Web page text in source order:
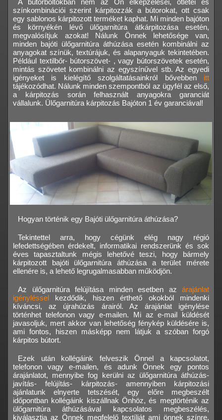
A bútorboltokban nem az Ön elképzelései, ötletei és
színkombinációi szerint kárpitozzák a bútorokat, ott csak
egy sablonos kárpitozott terméket kaphat. Mi minden bajóton
és környékén lévő ülőgarnitúra átkárpitozása esetén,
megvalósítjuk azokat! Nálunk Önnek lehetősége van,
minden bajóti ülőgarnitúra áthúzása esetén kombinálni az
anyagokat színük, textúrájuk, és alapanyaguk tekintetében.
Például textilbőr- bútorszövet- , vagy bútorszövetek esetén,
mintás szövetet kombinálni az egyszínűvel stb. Az egyedi
igényeket is kielégítő szolgáltatásainkról bővebben itt
tájékozódhat. Nálunk minden szempontból az ügyfél az első,
a kárpitozás során felhasznált anyagokra garanciát
vállalunk. Ülőgarnitúra kárpitozás Bajóton 1 év garanciával!
Hogyan történik egy Bajóti ülőgarnitúra áthúzása?
Tekintettel arra, hogy cégünk elég nagy régió
lefedettségében érdekelt, informatikai rendszerünk és sok
éves tapasztaltunk mégis lehetővé teszi, hogy bármely
kárpitozott bajóti ülőgarnitúra áthúzása a terület mérete
ellenére is, a lehető legrugalmasabban működjön.
Az ülőgarnitúra felújítása minden esetben az árajánlat
igényléssel kezdődik, hiszen érthető okokból mindenki
kíváncsi, az újrahúzás árairól. Az árajánlat igénylése
történhet telefonon vagy e-mailen. Mi az e-mail küldését
javasoljuk, mert akkor van lehetőség fénykép küldésére is,
ami fontos, hiszen másképp nem látjuk a szóban forgó
kárpitos bútort.
Ezek után kollégáink felveszik Önnel a kapcsolatot,
telefonon vagy e-mailen, és adunk Önnek egy pontos
árajánlatot, mennyibe fog kerülni az ülőgarnitúra áthúzás-
javítás- felújítás- kárpitozás- amennyiben kárpitozási
ajánlatunk elnyerte tetszését, egy előre megbeszélt
időpontban kollégáink kiszállnak Önhöz, és megtörténik az
ülőgarnitúra áthúzásával kapcsolatos megbeszélés,
kiválasztja az Önnek megfelelő textíliát ami önnek színre,